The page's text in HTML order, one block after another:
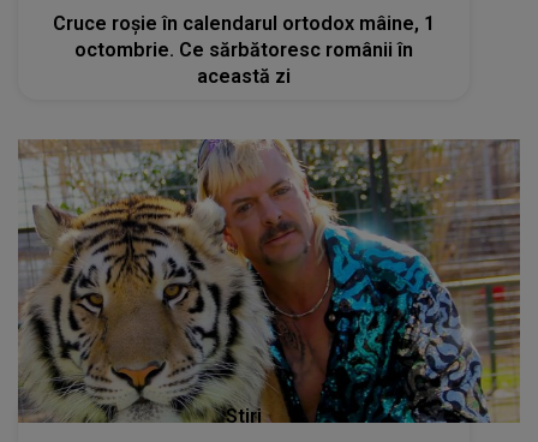
Cruce roșie în calendarul ortodox mâine, 1
octombrie. Ce sărbătoresc românii în
această zi
Stiri